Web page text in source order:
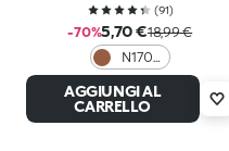
(91)
-70%5,70 €18,99 €
N170
Neutral
AGGIUNGI AL
CARRELLO